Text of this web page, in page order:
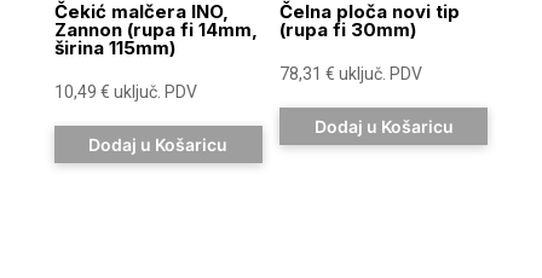
Čekić malčera INO,
Zannon (rupa fi 14mm,
širina 115mm)
10,49 € uključ. PDV
Dodaj u Košaricu
Čelna ploča novi tip
(rupa fi 30mm)
78,31€ uključ. PDV
Dodaj u Košaricu